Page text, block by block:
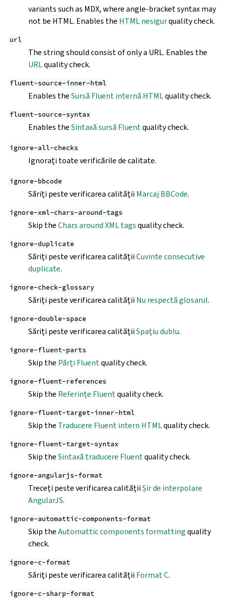
variants such as MDX, where angle-bracket syntax may
not be HTML. Enables the HTML nesigurquality check.
url
The string should consist of only a URL. Enables the
URLquality check.
fluent-source-inner-html
Enables theSursă Fluent internă HTMLquality check.
fluent-source-syntax
Enables theSintaxă sursă Fluentquality check.
ignore-all-checks
Ignorați toate verificările de calitate.
ignore-bbcode
Săriți peste verificarea calitățiiMarcaj BBCode.
ignore-xml-chars-around-tags
Skip theChars around XML tagsquality check.
ignore-duplicate
Săriți peste verificarea calitățiiCuvinte consecutive
duplicate.
ignore-check-glossary
Săriți peste verificarea calitățiiNu respectă glosarul.
ignore-double-space
Săriți peste verificarea calitățiiSpațiu dublu.
ignore-fluent-parts
Skip the Părți Fluentquality check.
ignore-fluent-references
Skip the Referințe Fluentquality check.
ignore-fluent-target-inner-html
Skip the Traducere Fluent intern HTMLquality check.
ignore-fluent-target-syntax
Skip theSintaxă traducere Fluentquality check.
ignore-angularjs-format
Treceți peste verificarea calitățiiȘir de interpolare
AngularJS.
ignore-automattic-components-format
Skip theAutomattic components formattingquality
check.
ignore-c-format
Săriți peste verificarea calitățiiFormat C.
ignore-c-sharp-format